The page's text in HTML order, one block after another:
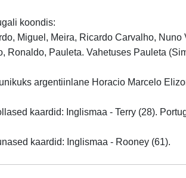
koondis:
Miguel, Meira, Ricardo Carvalho, Nuno
Ronaldo, Pauleta. Vahetuses Pauleta
argentiinlane Horacio Marcelo
kaardid: Inglismaa - Terry (28).
kaardid: Inglismaa - Rooney (61).